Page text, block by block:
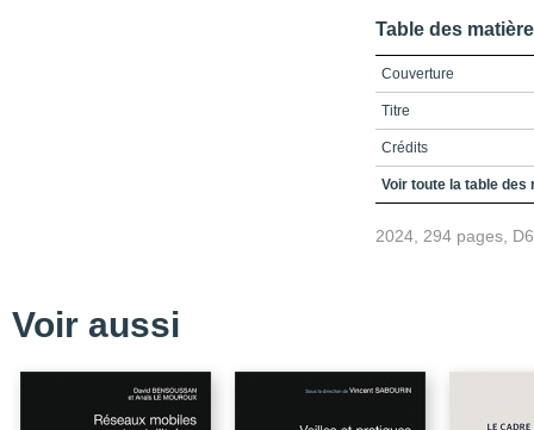
Table des
Couverture
Titre
Crédits
Remerciements
Les pommes et le
Voir toute la table des
2024, 294 pages,
Voir aussi